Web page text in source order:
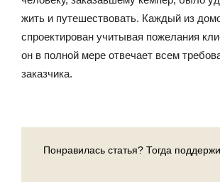
жить и путешествовать. Каждый из
спроектирован учитывая пожелания
он в полной мере отвечает всем
заказчика.
Понравилась статья? Тогда